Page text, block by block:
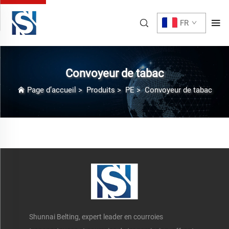
FR
Convoyeur de tabac
Page d’accueil > Produits> PE>Convoyeur de tabac
Shunnai Belting, expert leader en courroies